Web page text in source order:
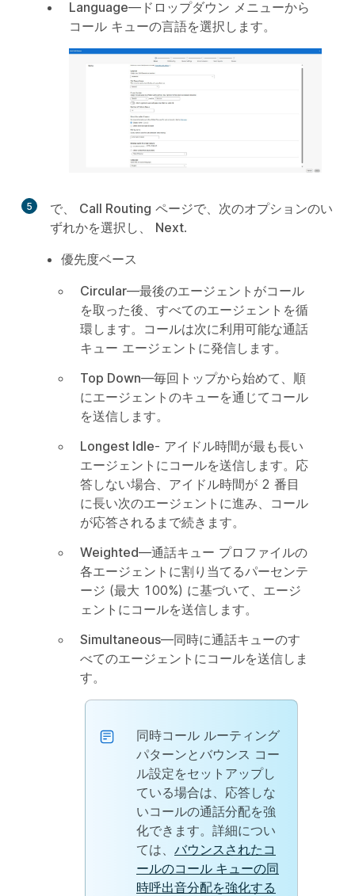
Language—ドロップダウン メニューから
コール キューの言語を選択します。
5 で、 Call Routing ページで、次のオプションのい
ずれかを選択し、 Next.
優先度ベース
Circular—最後のエージェントがコール
を取った後、すべてのエージェントを循
環します。コールは次に利用可能な通話
キュー エージェントに発信します。
Top Down—毎回トップから始めて、順
にエージェントのキューを通じてコール
を送信します。
Longest Idle- アイドル時間が最も長い
エージェントにコールを送信します。応
答しない場合、アイドル時間が 2 番目
に長い次のエージェントに進み、コール
が応答されるまで続きます。
Weighted—通話キュー プロファイルの
各エージェントに割り当てるパーセンテ
ージ (最大 100%) に基づいて、エージ
ェントにコールを送信します。
Simultaneous—同時に通話キューのす
べてのエージェントにコールを送信しま
す。
同時コール ルーティング
パターンとバウンス コー
ル設定をセットアップし
ている場合は、応答しな
いコールの通話分配を強
化できます。詳細につい
ては、 バウンスされたコ
ールのコール キューの同
時呼出音分配を強化する